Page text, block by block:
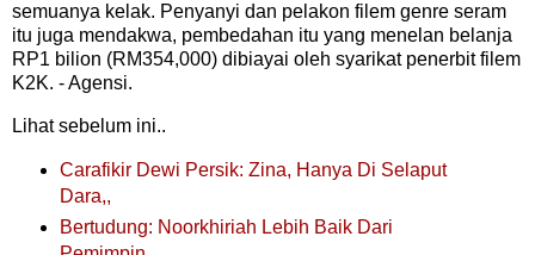
semuanya kelak. Penyanyi dan pelakon filem genre seram
itu juga mendakwa, pembedahan itu yang menelan belanja
RP1 bilion (RM354,000) dibiayai oleh syarikat penerbit filem
K2K. - Agensi.
Lihat sebelum ini..
Carafikir Dewi Persik: Zina, Hanya Di Selaput
Dara,,
Bertudung: Noorkhiriah Lebih Baik Dari